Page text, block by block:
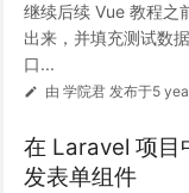
继续后续 Vue 教程之
出来，并填充测试数
口...
由 学院君 发布于5
在 Laravel 项
发表单组件